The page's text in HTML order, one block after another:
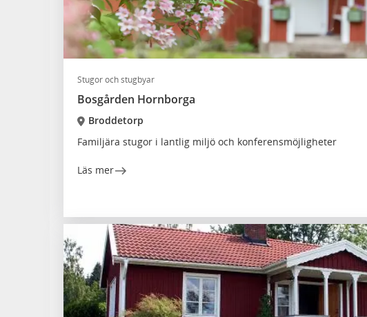
Stugor och stugbyar
Bosgården Hornborga
Broddetorp
Familjära stugor i lantlig miljö och konferensmöjligheter
Läs mer